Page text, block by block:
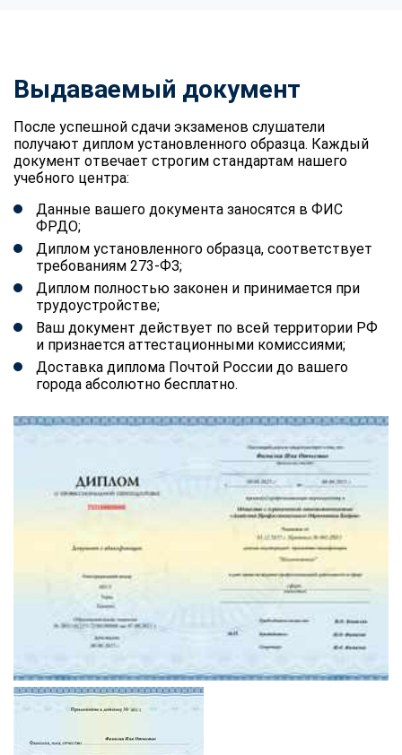
Выдаваемый документ
После успешной сдачи экзаменов слушатели
получают диплом установленного образца. Каждый
документ отвечает строгим стандартам нашего
учебного центра:
Данные вашего документа заносятся в ФИС
ФРДО;
Диплом установленного образца, соответствует
требованиям 273-ФЗ;
Диплом полностью законен и принимается при
трудоустройстве;
Ваш документ действует по всей территории РФ
и признается аттестационными комиссиями;
Доставка диплома Почтой России до вашего
города абсолютно бесплатно.